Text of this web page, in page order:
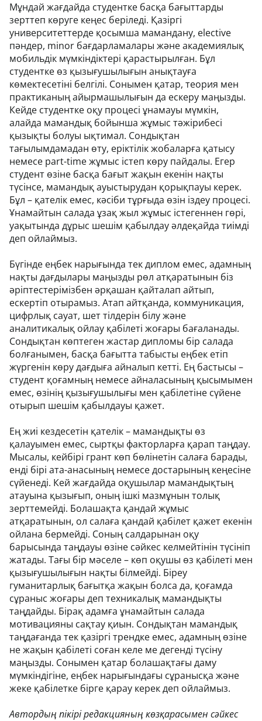
Мұндай жағдайда студентке басқа бағыттарды
зерттеп көруге кеңес беріледі. Қазіргі
университеттерде қосымша мамандану, elective
пәндер, minor бағдарламалары және академиялық
мобильдік мүмкіндіктері қарастырылған. Бұл
студентке өз қызығушылығын анықтауға
көмектесетіні белгілі. Сонымен қатар, теория мен
практиканың айырмашылығын да ескеру маңызды.
Кейде студентке оқу процесі ұнамауы мүмкін,
алайда мамандық бойынша жұмыс тәжірибесі
қызықты болуы ықтимал. Сондықтан
тағылымдамадан өту, еріктілік жобаларға қатысу
немесе part-time жұмыс істеп көру пайдалы. Егер
студент өзіне басқа бағыт жақын екенін нақты
түсінсе, мамандық ауыстырудан қорықпауы керек.
Бұл – қателік емес, кәсіби тұрғыда өзін іздеу процесі.
Ұнамайтын салада ұзақ жыл жұмыс істегеннен гөрі,
уақытында дұрыс шешім қабылдау әлдеқайда тиімді
деп ойлаймыз.
Бүгінде еңбек нарығында тек диплом емес, адамның
нақты дағдылары маңызды рөл атқаратынын біз
әріптестерімізбен әрқашан қайталап айтып,
ескертіп отырамыз. Атап айтқанда, коммуникация,
цифрлық сауат, шет тілдерін білу және
аналитикалық ойлау қабілеті жоғары бағаланады.
Сондықтан көптеген жастар дипломы бір салада
болғанымен, басқа бағытта табысты еңбек етіп
жүргенін көру дағдыға айналып кетті. Ең бастысы –
студент қоғамның немесе айналасының қысымымен
емес, өзінің қызығушылығы мен қабілетіне сүйене
отырып шешім қабылдауы қажет.
Ең жиі кездесетін қателік – мамандықты өз
қалауымен емес, сыртқы факторларға қарап таңдау.
Мысалы, кейбірі грант көп бөлінетін салаға барады,
енді бірі ата-анасының немесе достарының кеңесіне
сүйенеді. Кей жағдайда оқушылар мамандықтың
атауына қызығып, оның ішкі мазмұнын толық
зерттемейді. Болашақта қандай жұмыс
атқаратынын, ол салаға қандай қабілет қажет екенін
ойлана бермейді. Соның салдарынан оқу
барысында таңдауы өзіне сәйкес келмейтінін түсініп
жатады. Тағы бір мәселе – көп оқушы өз қабілеті мен
қызығушылығын нақты білмейді. Біреу
гуманитарлық бағытқа жақын болса да, қоғамда
сұраныс жоғары деп техникалық мамандықты
таңдайды. Бірақ адамға ұнамайтын салада
мотивацияны сақтау қиын. Сондықтан мамандық
таңдағанда тек қазіргі трендке емес, адамның өзіне
не жақын қабілеті соған келе ме дегенді түсіну
маңызды. Сонымен қатар болашақтағы даму
мүмкіндігіне, еңбек нарығындағы сұранысқа және
жеке қабілетке бірге қарау керек деп ойлаймыз.
Автордың пікірі редакцияның көзқарасымен сәйкес